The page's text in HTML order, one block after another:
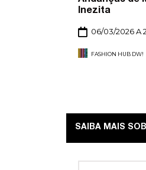
Inezita
06/03/2026 A
FASHION HUB DW!
SAIBA MAIS